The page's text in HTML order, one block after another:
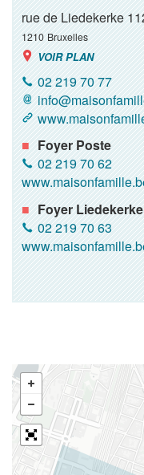
rue de Liedekerke
1210 Bruxelles
VOIR PLAN
02 219 70 77
Foyer Poste
02 219 70 62
Foyer Liedekerke
02 219 70 63